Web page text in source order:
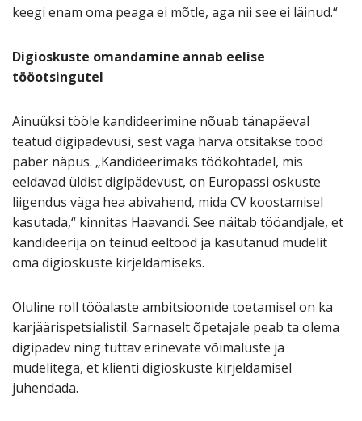
keegi enam oma peaga ei mõtle, aga nii see ei läinud.“
Digioskuste omandamine annab eelise
tööotsingutel
Ainuüksi tööle kandideerimine nõuab tänapäeval
teatud digipädevusi, sest väga harva otsitakse tööd
paber näpus. „Kandideerimaks töökohtadel, mis
eeldavad üldist digipädevust, on Europassi oskuste
liigendus väga hea abivahend, mida CV koostamisel
kasutada,“ kinnitas Haavandi. See näitab tööandjale, et
kandideerija on teinud eeltööd ja kasutanud mudelit
oma digioskuste kirjeldamiseks.
Oluline roll tööalaste ambitsioonide toetamisel on ka
karjäärispetsialistil. Sarnaselt õpetajale peab ta olema
digipädev ning tuttav erinevate võimaluste ja
mudelitega, et klienti digioskuste kirjeldamisel
juhendada.